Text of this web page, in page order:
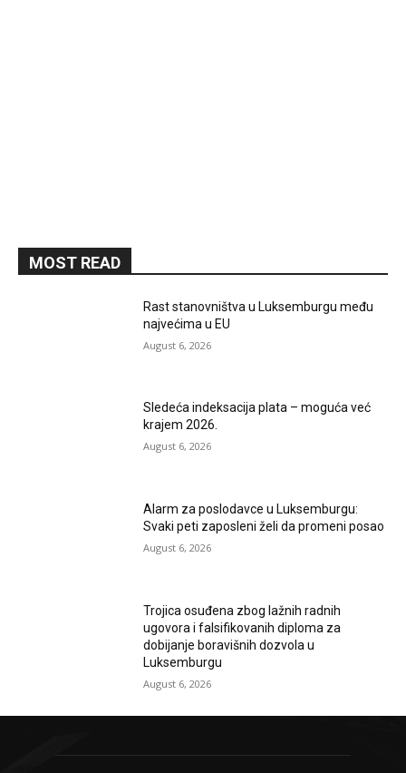
MOST READ
Rast stanovništva u Luksemburgu među
najvećima u EU
August 6, 2026
Sledeća indeksacija plata – moguća već
krajem 2026.
August 6, 2026
Alarm za poslodavce u Luksemburgu:
Svaki peti zaposleni želi da promeni posao
August 6, 2026
Trojica osuđena zbog lažnih radnih
ugovora i falsifikovanih diploma za
dobijanje boravišnih dozvola u
Luksemburgu
August 6, 2026